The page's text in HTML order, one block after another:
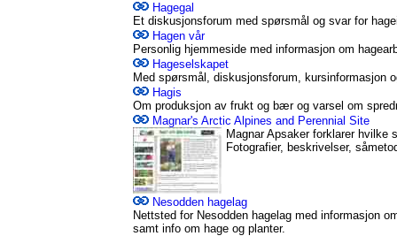
Hagegal
Et diskusjonsforum med spørsmål og svar for
Hagen vår
Personlig hjemmeside med informasjon om
Hageselskapet
Med spørsmål, diskusjonsforum, kursinformasjon
Hagis
Om produksjon av frukt og bær og varsel om
Magnar's Arctic Alpines and Perennial Site
Magnar Apsaker forklarer hvilke
Fotografier, beskrivelser,
Nesodden hagelag
Nettsted for Nesodden hagelag med informasjon
samt info om hage og planter.